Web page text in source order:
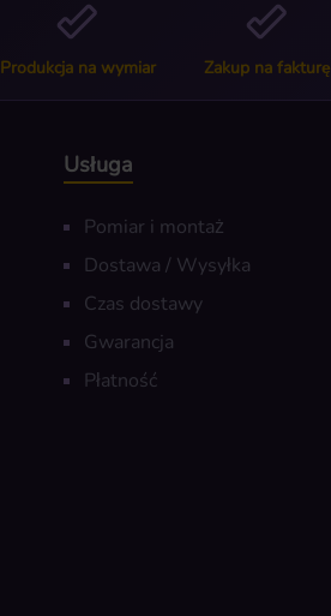
Produkcja na wymiar Zakup na fakturę
Usługa
Pomiar i montaż
Dostawa / Wysyłka
Czas dostawy
Gwarancja
Płatność